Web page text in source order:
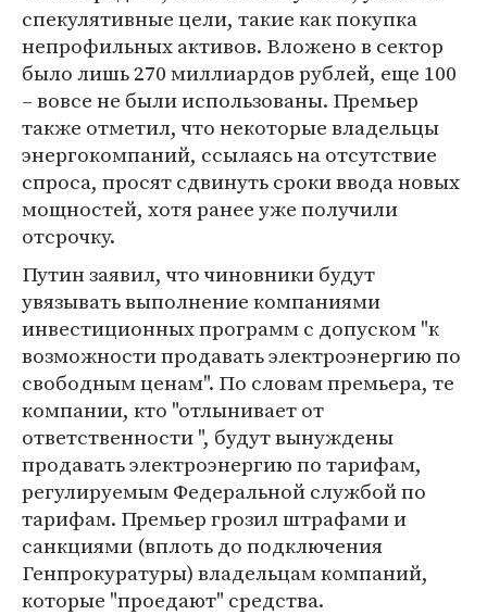
спекулятивные цели, такие как покупка
непрофильных активов. Вложено в сектор
было лишь 270 миллиардов рублей, еще 100
– вовсе не были использованы. Премьер
также отметил, что некоторые владельцы
энергокомпаний, ссылаясь на отсутствие
спроса, просят сдвинуть сроки ввода новых
мощностей, хотя ранее уже получили
отсрочку.
Путин заявил, что чиновники будут
увязывать выполнение компаниями
инвестиционных программ с допуском "к
возможности продавать электроэнергию по
свободным ценам". По словам премьера, те
компании, кто "отлынивает от
ответственности ", будут вынуждены
продавать электроэнергию по тарифам,
регулируемым Федеральной службой по
тарифам. Премьер грозил штрафами и
санкциями (вплоть до подключения
Генпрокуратуры) владельцам компаний,
которые "проедают" средства.